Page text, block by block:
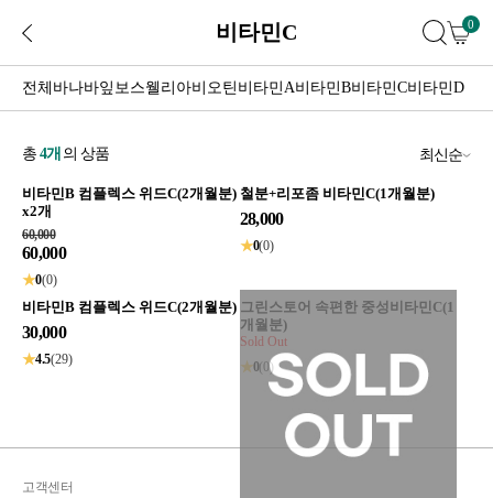
비타민C 0
전체 바나바잎 보스웰리아비오틴 비타민A비타민B비타민C비타민D
총 4개 의 상품 최신순
비타민B 컴플렉스 위드C(2개월분)
x2개
60,000
60,000
★0(0)
철분+리포좀 비타민C(1개월분)
28,000
★0(0)
비타민B 컴플렉스 위드C(2개월분)
30,000
★4.5(29)
그린스토어 속편한 중성비타민C(1
개월분)
Sold Out
★0(0)
고객센터